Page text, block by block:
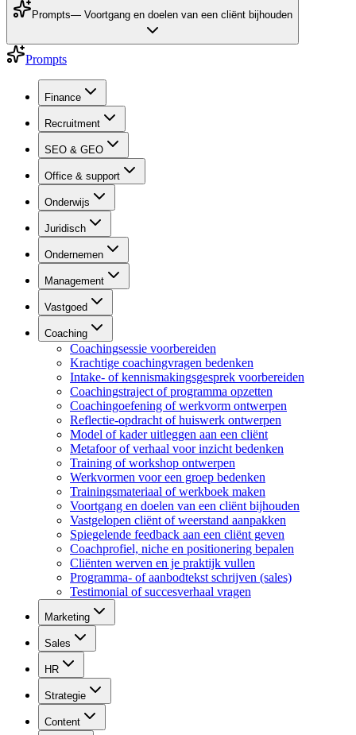
Prompts— Voortgang en doelen van een cliënt bijhouden
Prompts
Finance
Recruitment
SEO & GEO
Office & support
Onderwijs
Juridisch
Ondernemen
Management
Vastgoed
Coaching
Coachingsessie voorbereiden
Krachtige coachingvragen bedenken
Intake- of kennismakingsgesprek voorbereiden
Coachingstraject of programma opzetten
Coachingoefening of werkvorm ontwerpen
Reflectie-opdracht of huiswerk ontwerpen
Model of kader uitleggen aan een cliënt
Metafoor of verhaal voor inzicht bedenken
Training of workshop ontwerpen
Werkvormen voor een groep bedenken
Trainingsmateriaal of werkboek maken
Voortgang en doelen van een cliënt bijhouden
Vastgelopen cliënt of weerstand aanpakken
Spiegelende feedback aan een cliënt geven
Coachprofiel, niche en positionering bepalen
Cliënten werven en je praktijk vullen
Programma- of aanbodtekst schrijven (sales)
Testimonial of succesverhaal vragen
Marketing
Sales
HR
Strategie
Content